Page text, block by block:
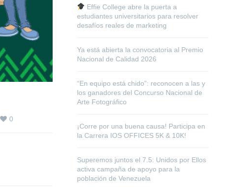
0
Effie College abre la puerta a
estudiantes universitarios para resolver
desafíos reales de marketing
Ya está abierta la convocatoria al Premio
Nacional de Calidad 2026
“En equipo está chido”: reconocen a las y
los ganadores del Concurso Nacional de
Arte Fotográfico
¡Corre por una buena causa! Participa en
la Carrera IOS OFFICES 5K & 10K!
Superemos juntos el 7.5: Unidos por Ellos
activa campaña de apoyo para la
población de Venezuela